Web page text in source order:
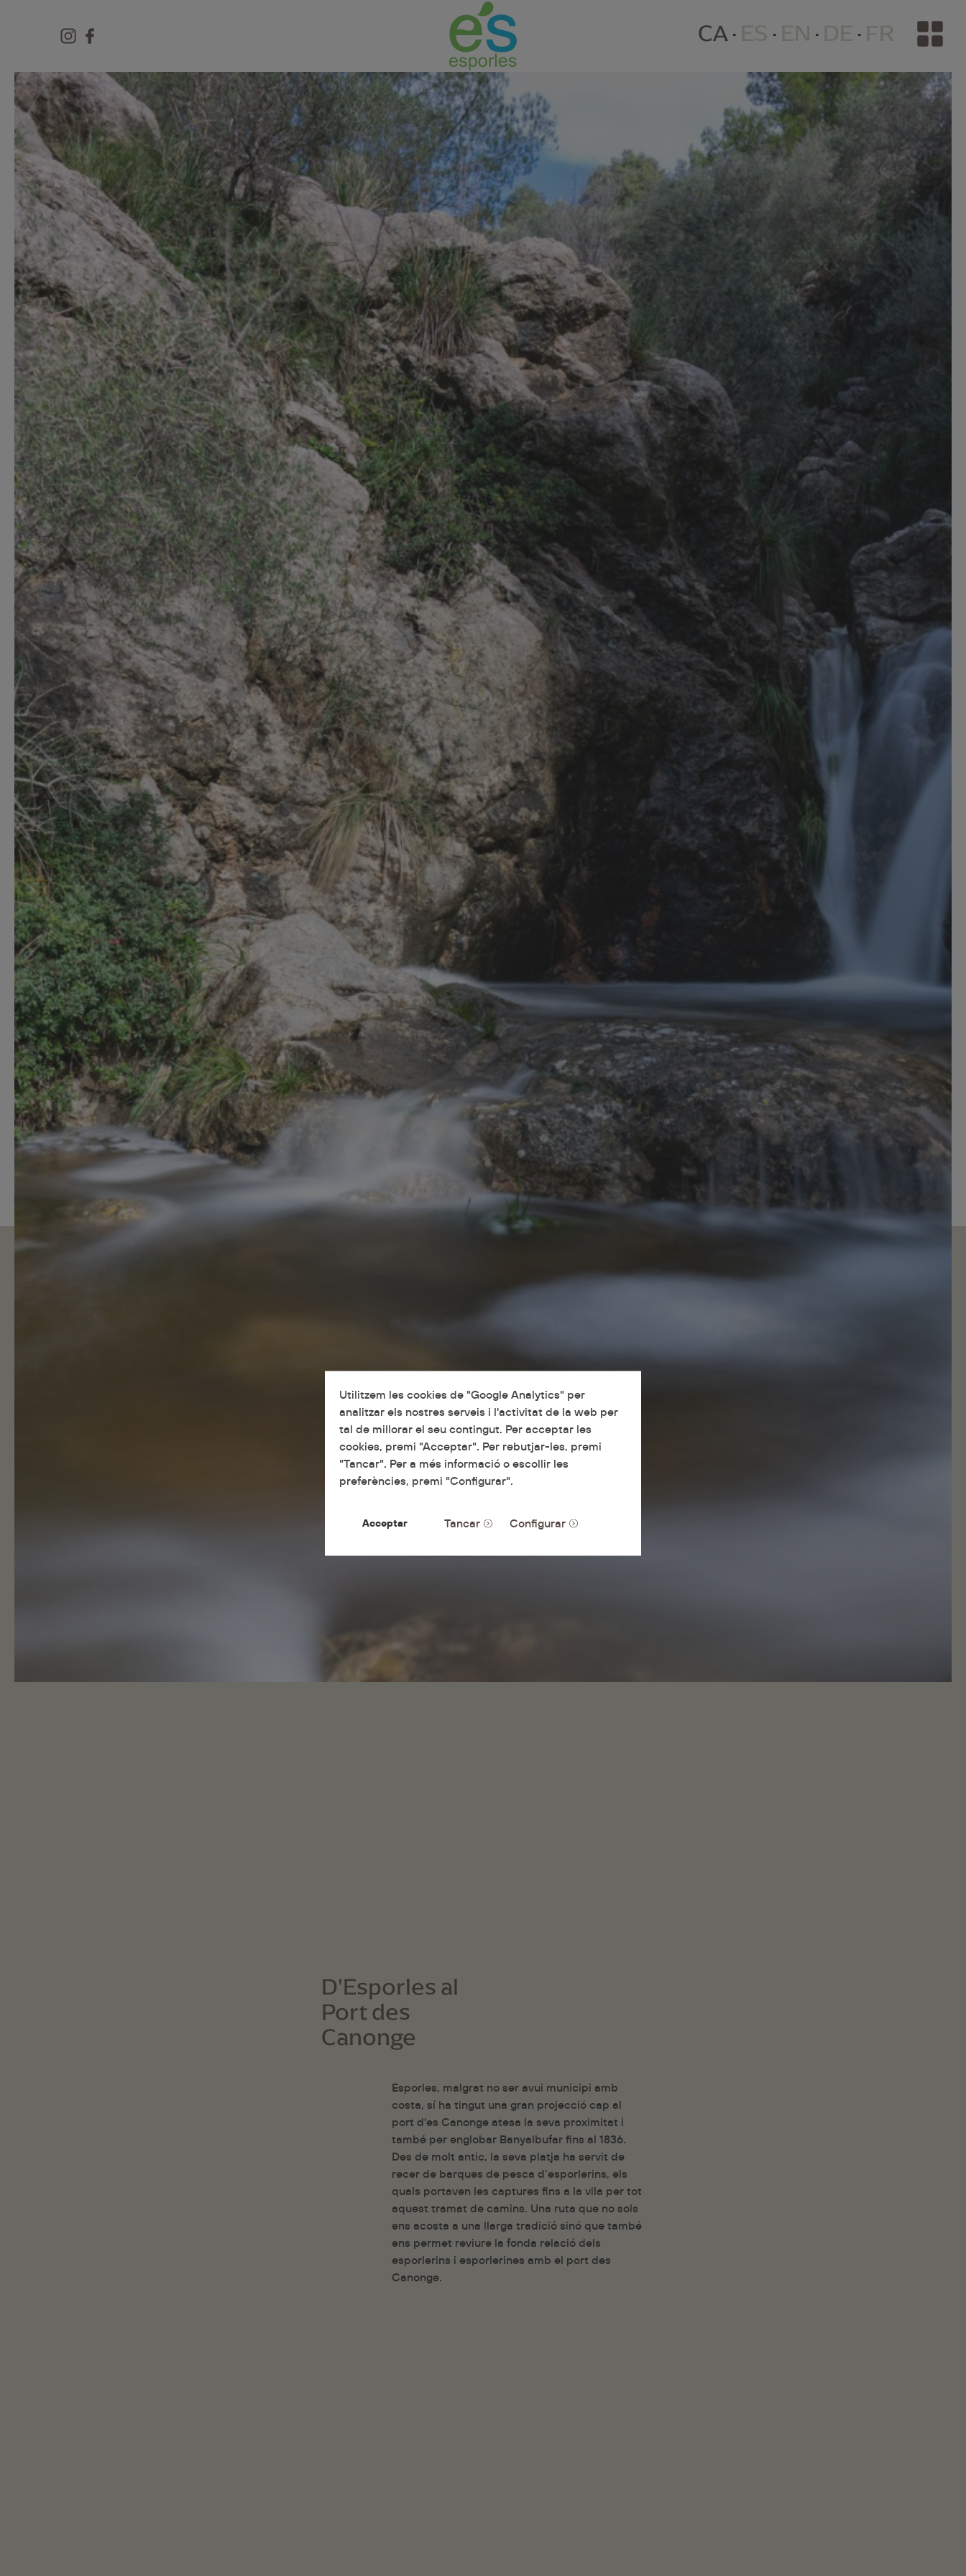
CA ES EN DE FR
D'Esporles al
Port des
Canonge
Esporles, malgrat no ser avui municipi amb
costa, sí ha tingut una gran projecció cap al
port d'es Canonge atesa la seva proximitat i
també per englobar Banyalbufar fins al 1836.
Des de molt antic, la seva platja ha servit de
recer de barques de pesca d’esporlerins, els
quals portaven les captures fins a la vila per tot
aquest tramat de camins. Una ruta que no sols
ens acosta a una llarga tradició sinó que també
ens permet reviure la fonda relació dels
esporlerins i esporlerines amb el port des
Canonge.
Utilitzem les cookies de "Google Analytics" per
analitzar els nostres serveis i l'activitat de la web per
tal de millorar el seu contingut. Per acceptar les
cookies, premi "Acceptar". Per rebutjar-les, premi
"Tancar". Per a més informació o escollir les
preferències, premi "Configurar".
Acceptar Tancar Configurar